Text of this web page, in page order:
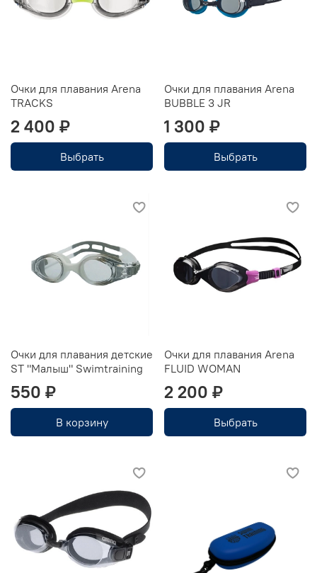
Очки для плавания Arena
TRACKS
2 400 ₽
Выбрать
Очки для плавания Arena
BUBBLE 3 JR
1 300 ₽
Выбрать
Очки для плавания детские
ST "Малыш" Swimtraining
550 ₽
В корзину
Очки для плавания Arena
FLUID WOMAN
2 200 ₽
Выбрать